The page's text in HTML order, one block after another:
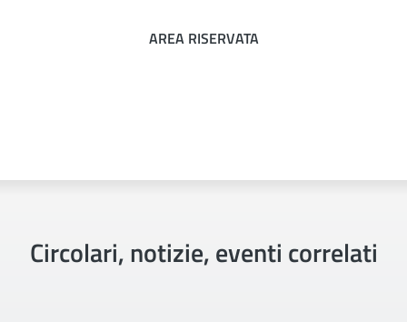
AREA RISERVATA
Circolari, notizie, eventi correlati